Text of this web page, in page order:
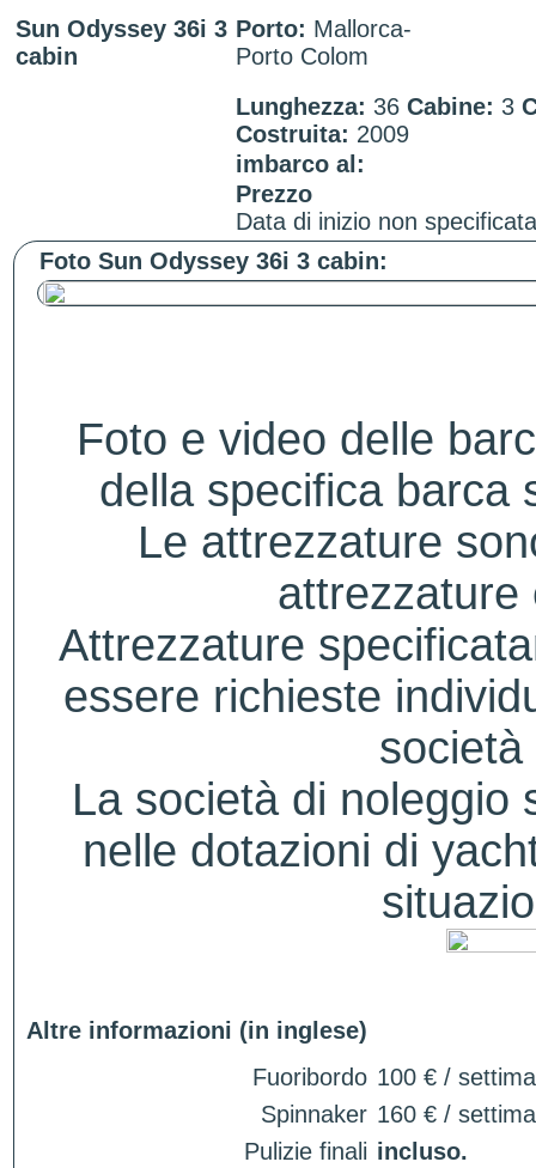
Sun Odyssey 36i 3
cabin
Porto: Mallorca-
Porto Colom
Lunghezza: 36 Cabine: 3
Costruita: 2009
imbarco al:
Prezzo
Data di inizio non
Foto Sun Odyssey 36i 3 cabin:
Foto e video delle
della specifica barca
Le attrezzature
attrezzature
Attrezzature
essere richieste
La società di noleggio
nelle dotazioni di
Altre informazioni (in inglese)
Fuoribordo 100 € /
Spinnaker 160 € /
Pulizie finali incluso.